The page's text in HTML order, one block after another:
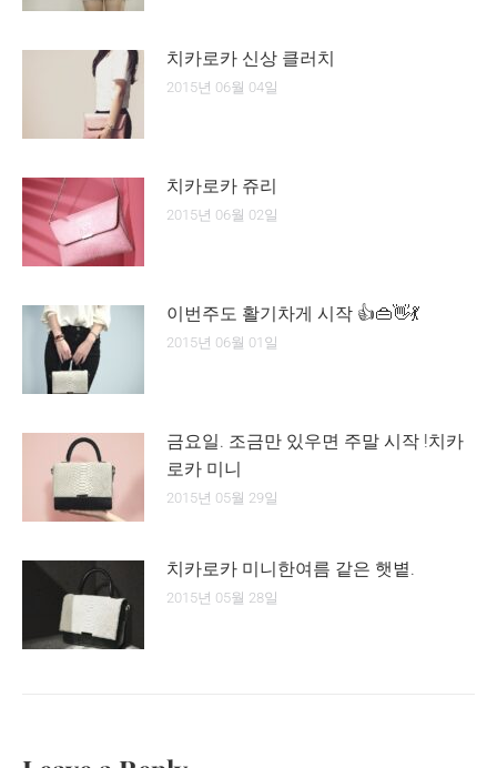
치카로카 신상 클러치
2015년 06월 04일
치카로카 쥬리
2015년 06월 02일
이번주도 활기차게 시작 👍👜👋💃
2015년 06월 01일
금요일. 조금만 있우면 주말 시작 !치카
로카 미니
2015년 05월 29일
치카로카 미니한여름 같은 햇볕.
2015년 05월 28일